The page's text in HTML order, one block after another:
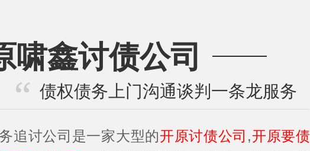
啸鑫讨债公司
债权债务上门沟通谈判一条龙服务
追讨公司是一家大型的开原讨债公司 ,开原要债